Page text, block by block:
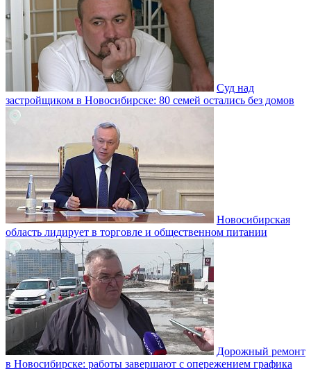
Суд над
застройщиком в Новосибирске: 80 семей остались без домов
Новосибирская
область лидирует в торговле и общественном питании
Дорожный ремонт
в Новосибирске: работы завершают с опережением графика